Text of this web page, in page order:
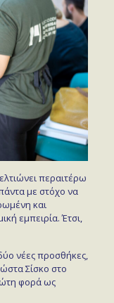
περαιτέρω
με στόχο να
και
εμπειρία. Έτσι,
νέες προσθήκες,
Σίσκο στο
φορά ως